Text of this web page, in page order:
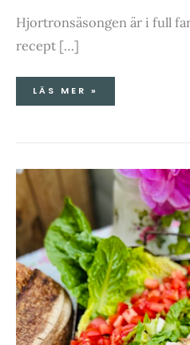
Hjortronsäsongen är i full
recept […]
LÄS MER »
COBBSALLAD
LJUVLIG
DRESSING